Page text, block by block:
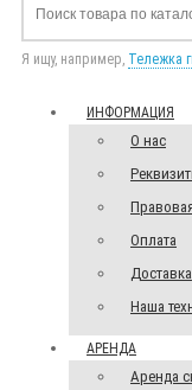
Я ищу, например, Тележка
ИНФОРМАЦИЯ
О нас
Оплата
Доставка
Наша
АРЕНДА
Аренда